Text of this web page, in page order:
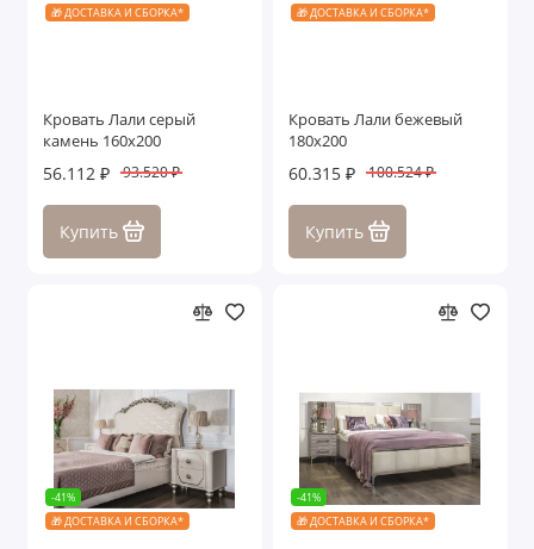
🎁 ДОСТАВКА И СБОРКА*
Кровать Лали серый
камень 160х200
56.112 ₽ 93.520 ₽
Купить
🎁 ДОСТАВКА И СБОРКА*
Кровать Лали бежевый
180х200
60.315 ₽ 100.524 ₽
Купить
-41%
🎁 ДОСТАВКА И СБОРКА*
-41%
🎁 ДОСТАВКА И СБОРКА*